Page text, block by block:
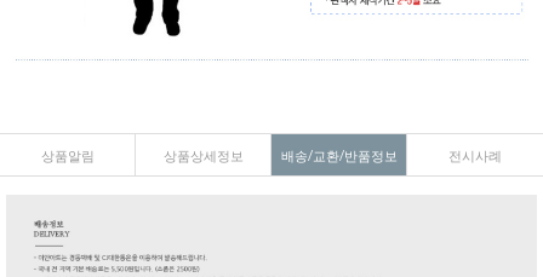
상품알림 상품상세정보 배송/교환/반품정보 전시사례